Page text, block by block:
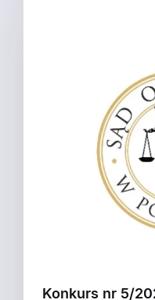
Konkurs nr 5/